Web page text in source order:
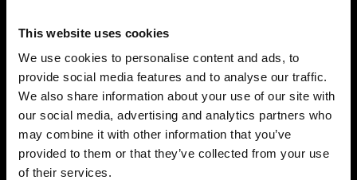
This website uses cookies
We use cookies to personalise content and ads, to
provide social media features and to analyse our traffic.
We also share information about your use of our site with
our social media, advertising and analytics partners who
may combine it with other information that you’ve
provided to them or that they’ve collected from your use
of their services.
Põhjalikud katsetused meie
ettevõttesiseses sidurite
kompetentsikeskuses CLUTCH
COMPETENCE CENTRE